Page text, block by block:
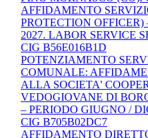
AFFIDAMENTO
PROTECTION OFFICER)
2027. LABOR SERVICE
CIG B56E016B1D
POTENZIAMENTO
COMUNALE:
ALLA SOCIETA'
VEDOGIOVANE DI
– PERIODO GIUGNO /
CIG B705B02DC7
AFFIDAMENTO